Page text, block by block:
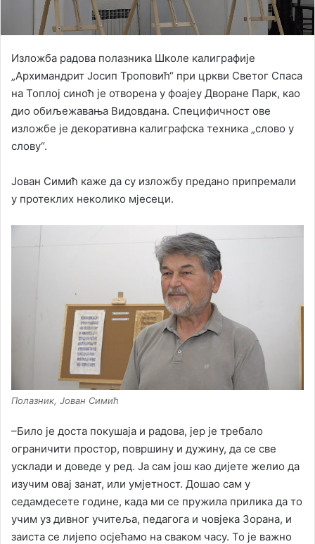
Изложба радова полазника Школе калиграфије
„Архимандрит Јосип Троповић“ при цркви Светог Спаса
на Топлој синоћ је отворена у фоајеу Дворане Парк, као
дио обиљежавања Видовдана. Специфичност ове
изложбе је декоративна калиграфска техника „слово у
слову“.
Јован Симић каже да су изложбу предано припремали
у протеклих неколико мјесеци.
Полазник, Јован Симић
–Било је доста покушаја и радова, јер је требало
ограничити простор, површину и дужину, да се све
усклади и доведе у ред. Ја сам још као дијете желио да
изучим овај занат, или умјетност. Дошао сам у
седамдесете године, када ми се пружила прилика да то
учим уз дивног учитеља, педагога и човјека Зорана, и
заиста се лијепо осјећамо на сваком часу. То је важно